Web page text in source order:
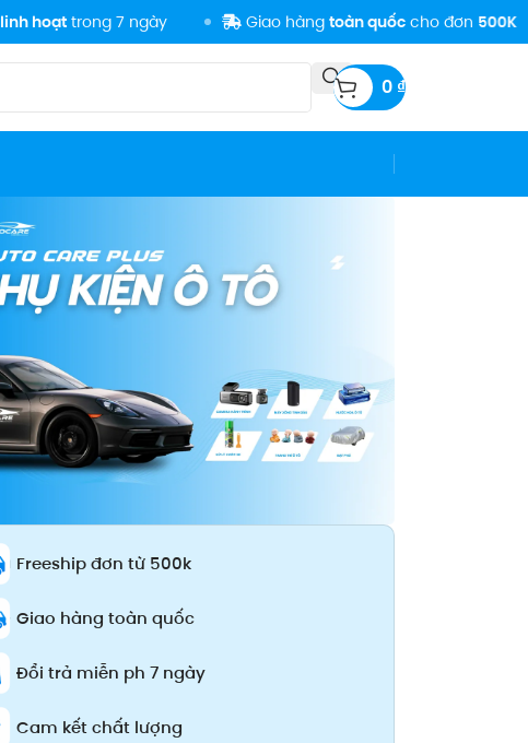
trong 7 ngày Giao hàngtoàn quốccho đơn500K
0 ₫
Freeship đơn từ 500k
Giao hàng toàn quốc
Đổi trả miễn ph 7 ngày
Cam kết chất lượng